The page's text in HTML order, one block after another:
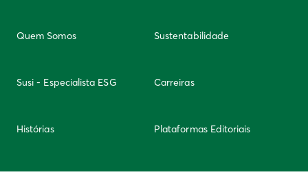
Quem Somos Sustentabilidade
Susi - Especialista ESG Carreiras
Histórias Plataformas Editoriais
Newsletter Integridade